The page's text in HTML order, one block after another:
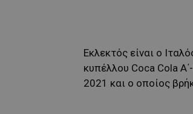
Εκλεκτός είναι ο
κυπέλλου Coca Cola
2021 και ο οποίος